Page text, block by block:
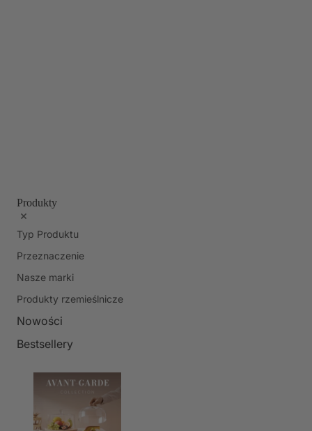
Produkty
Typ Produktu
Przeznaczenie
Nasze marki
Produkty rzemieślnicze
Nowości
Bestsellery